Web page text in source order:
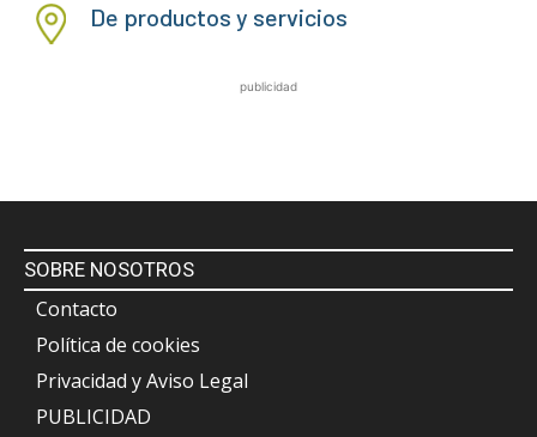
De productos y servicios
publicidad
SOBRE NOSOTROS
Contacto
Política de cookies
Privacidad y Aviso Legal
PUBLICIDAD